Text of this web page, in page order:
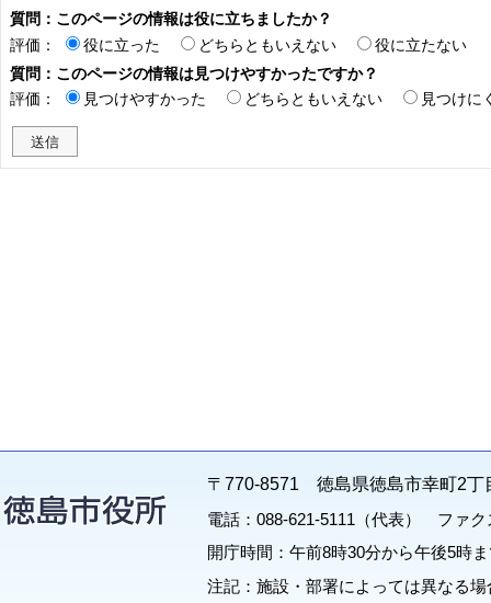
質問：このページの情報は役に立ちましたか？
評価：
役に立った どちらともいえない
役に立たない
質問：このページの情報は見つけやすかったですか？
評価：
見つけやすかった どちらともいえない 見つけに
〒770-8571 徳島県徳島市幸町2丁
電話：088-621-5111（代表） ファク
開庁時間：午前8時30分から午後5時
注記：施設・部署によっては異なる